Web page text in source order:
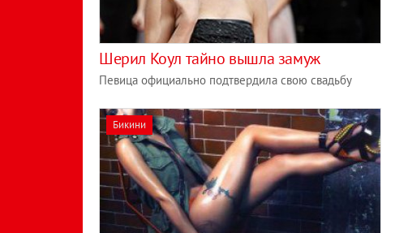
Шерил Коул тайно вышла замуж
Певица официально подтвердила свою свадьбу
Бикини